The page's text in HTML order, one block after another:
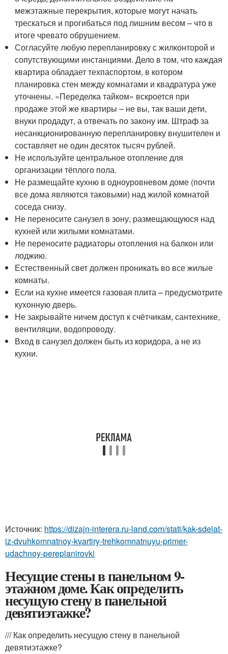
межэтажные перекрытия, которые могут начать
трескаться и прогибаться под лишним весом – что в
итоге чревато обрушением.
Согласуйте любую перепланировку с жилконторой и
сопутствующими инстанциями. Дело в том, что каждая
квартира обладает техпаспортом, в котором
планировка стен между комнатами и квадратура уже
уточнены. «Переделка тайком» вскроется при
продаже этой же квартиры – не вы, так ваши дети,
внуки продадут, а отвечать по закону им. Штраф за
несанкционированную перепланировку внушителен и
составляет не один десяток тысяч рублей.
Не используйте центральное отопление для
организации тёплого пола.
Не размещайте кухню в одноуровневом доме (почти
все дома являются таковыми) над жилой комнатой
соседа снизу.
Не переносите санузел в зону, размещающуюся над
кухней или жилыми комнатами.
Не переносите радиаторы отопления на балкон или
лоджию.
Естественный свет должен проникать во все жилые
комнаты.
Если на кухне имеется газовая плита – предусмотрите
кухонную дверь.
Не закрывайте ничем доступ к счётчикам, сантехнике,
вентиляции, водопроводу.
Вход в санузел должен быть из коридора, а не из
кухни.
Источник: https://dizajn-interera.ru-land.com/stati/kak-sdelat-
iz-dvuhkomnatnoy-kvartiry-trehkomnatnuyu-primer-
udachnoy-pereplanirovki
Несущие стены в панельном 9-
этажном доме. Как определить
несущую стену в панельной
девятиэтажке?
/// Как определить несущую стену в панельной
девятиэтажке?